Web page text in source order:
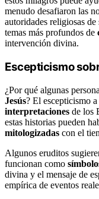
menudo desafiaron las
autoridades religiosas
temas más profundos de
intervención divina.
Escepticismo
¿Por qué algunas
Jesús? El escepticismo
interpretaciones de los
estas historias pueden
mitologizadas con el
Algunos eruditos
funcionan como
divina y el mensaje de
empírica de eventos